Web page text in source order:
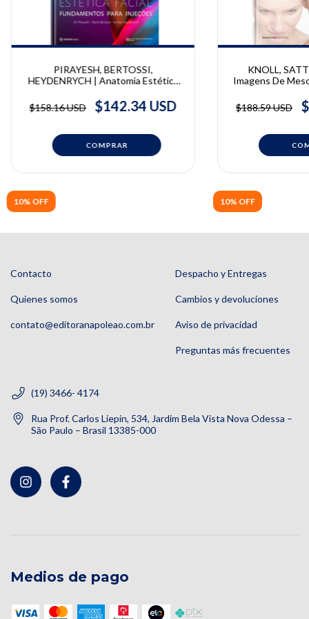
10% OFF
PIRAYESH, BERTOSSI,
HEYDENRYCH | Anatomia Estética
Ali Pirayesh, Dario Bertossi, Izolda
Heydenrych
$158.16 USD $142.34 USD
10% OFF
KNOLL,
Imagens De
$188.59 USD
Contacto
Quienes somos
contato@editoranapoleao.com.br
Despacho y Entregas
Cambios y devoluciones
Aviso de privacidad
Preguntas más frecuentes
(19) 3466- 4174
Rua Prof. Carlos Liepin, 534, Jardim Bela Vista Nova Odessa –
São Paulo – Brasil 13385-000
Medios de pago